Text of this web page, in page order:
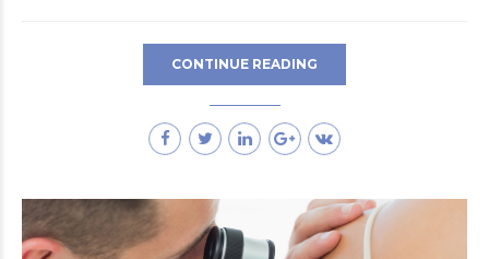
CONTINUE READING